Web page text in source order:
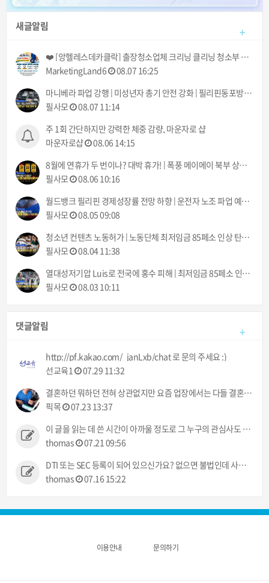
+
새글알림
❤️ [앙헬레스데카클락] 출장청소업체 크리닝 클리닝 청소부 아떼 아줌마 서비스! (기본 3시간에 700페소!) ❤️
MarketingLand6
08.07 16:25
마니베라 파업 강행 | 미성년자 총기 안전 강화 | 필리핀동포방송 | 필리핀한인방송 | 필리핀뉴스룸
필사모
08.07 11:14
주 1회 간단하지만 강력한 체중 감량, 마운자로 샵
마운자로샵
08.06 14:15
8월에 연휴가 두 번이나? 대박 휴가! | 폭풍 메이메이 북부 상륙 | 필리핀동포방송 | 필리핀한인방송 | 필리핀뉴스룸
필사모
08.06 10:16
월드뱅크 필리핀 경제성장률 전망 하향 | 운전자 노조 파업 예고 8월 10일부터 | 필리핀동포방송 | 필리핀한인방송 | 필리핀뉴스룸
필사모
08.05 09:08
청소년 컨텐츠 노동허가 | 노동단체 최저임금 85페소 인상 탄원서 제출 | 필리핀동포방송 | 필리핀한인방송 | 필리핀뉴스룸
필사모
08.04 11:38
열대성저기압 Luis로 전국에 홍수 피해 | 최저임금 85페소 인상, 결국 시행될 것 | 필리핀동포방송 | 필리핀한인방송 | 필리핀뉴스룸
필사모
08.03 10:11
+
댓글알림
http://pf.kakao.com/_janLxb/chat 로 문의 주세요 :)
선교육1
07.29 11:32
결혼하던 뭐하던 전혀 상관없지만 요즘 업장에서는 다들 결혼이야기만 하네 ㅠㅠ 했으면 뭐라도 주던지 ㅋㅋ
픽목
07.23 13:37
이 글을 읽는 데 쓴 시간이 아까울 정도로 그 누구의 관심사도 아닌 정보입니다.
thomas
07.21 09:56
DTI 또는 SEC 등록이 되어 있으신가요? 없으면 불법인데 사고 발생시 어떻게 처리해 주실건가요?
thomas
07.16 15:22
이용안내 문의하기